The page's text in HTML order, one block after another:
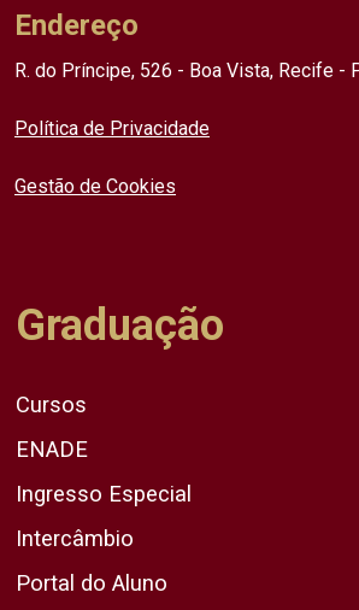
Endereço
R. do Príncipe, 526 - Boa Vista, Recife -
Política de Privacidade
Gestão de Cookies
Graduação
Cursos
ENADE
Ingresso Especial
Intercâmbio
Portal do Aluno